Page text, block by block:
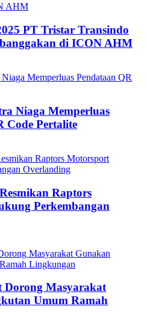
PT Tristar Transindo
di ICON AHM
Niaga Memperluas
Code Pertalite
Raptors
Perkembangan
Dorong Masyarakat
Umum Ramah